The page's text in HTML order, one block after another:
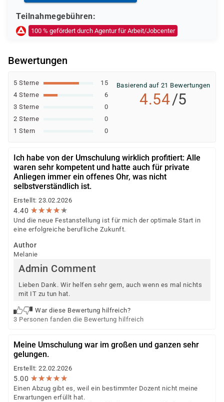
Weitere öffentliche oder private Kostenträger
Ob eine Förderung oder Kostenübernahme möglich ist,
individuellen Prüfung Ihrer persönlichen
Voraussetzungen und Förderfähigkeit.
Teilnahmegebühren:
100 % gefördert durch Agentur für Arbeit/Jobcenter
Bewertungen
5 Sterne
15
4 Sterne
6
3 Sterne
0
2 Sterne
0
1 Stern
0
Basierend auf 21 Bewertungen
4.54/5
Ich habe von der Umschulung wirklich profitiert: Alle
waren sehr kompetent und hatte auch für private
Anliegen immer ein offenes Ohr, was nicht
selbstverständlich ist.
Erstellt: 23.02.2026
4.40 ★★★★★
★★★★★
Und die neue Festanstellung ist für mich der optimale Start in
eine erfolgreiche berufliche Zukunft.
Author
Melanie
Admin Comment
Lieben Dank. Wir helfen sehr gern, auch wenn es mal nichts
mit IT zu tun hat.
War diese Bewertung hilfreich?
3 Personen fanden die Bewertung hilfreich
Meine Umschulung war im großen und ganzen sehr
gelungen.
Erstellt: 22.02.2026
5.00 ★★★★★
★★★★★
Einen Abzug gibt es, weil ein bestimmter Dozent nicht meine
Erwartungen erfüllt hat.